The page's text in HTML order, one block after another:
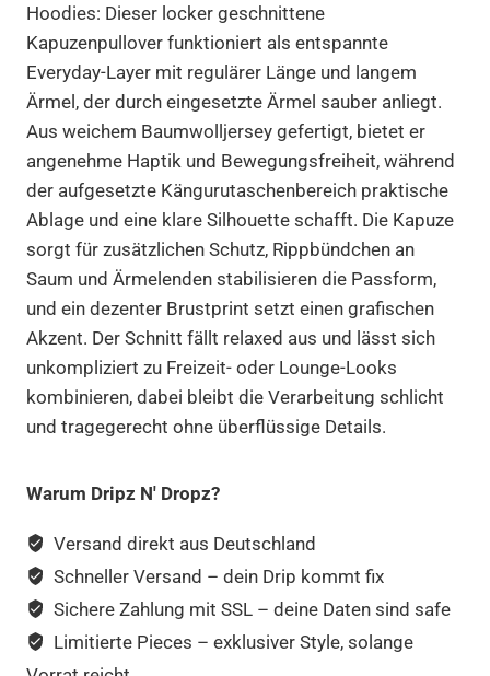
Hoody
Menge
Hoodies: Dieser locker geschnittene
Kapuzenpullover funktioniert als entspannte
Everyday-Layer mit regulärer Länge und langem
Ärmel, der durch eingesetzte Ärmel sauber anliegt.
Aus weichem Baumwolljersey gefertigt, bietet er
angenehme Haptik und Bewegungsfreiheit, während
der aufgesetzte Kängurutaschenbereich praktische
Ablage und eine klare Silhouette schafft. Die Kapuze
sorgt für zusätzlichen Schutz, Rippbündchen an
Saum und Ärmelenden stabilisieren die Passform,
und ein dezenter Brustprint setzt einen grafischen
Akzent. Der Schnitt fällt relaxed aus und lässt sich
unkompliziert zu Freizeit- oder Lounge-Looks
kombinieren, dabei bleibt die Verarbeitung schlicht
und tragegerecht ohne überflüssige Details.
Warum Dripz N' Dropz?
Versand direkt aus Deutschland
Schneller Versand – dein Drip kommt fix
Sichere Zahlung mit SSL – deine Daten sind safe
Limitierte Pieces – exklusiver Style, solange